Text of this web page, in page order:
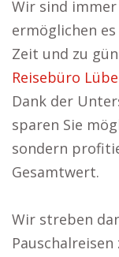
Wir sind
ermöglichen
Zeit und zu
Reisebüro
Dank der
sparen Sie
sondern
Gesamtwert.
Wir streben